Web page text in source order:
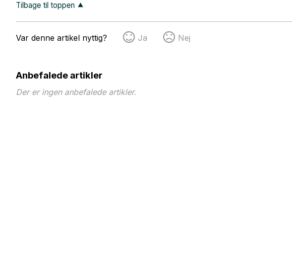
Tilbage til toppen
Var denne artikel nyttig? Ja Nej
Anbefalede artikler
Der er ingen anbefalede artikler.